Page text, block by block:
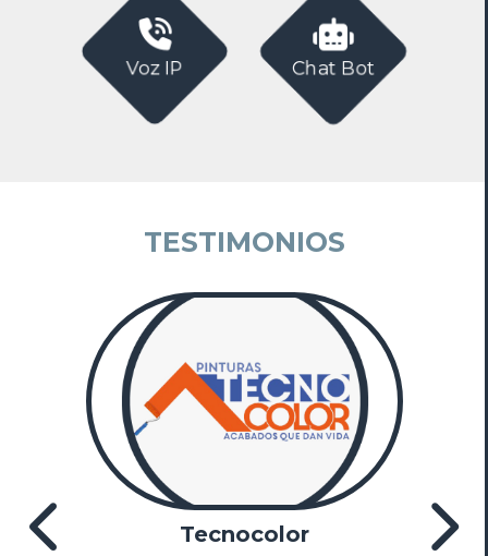
Voz IP Chat Bot
TESTIMONIOS
Nero Ingeniería